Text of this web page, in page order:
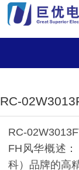
RC-
FH风华概述
科）品牌的高